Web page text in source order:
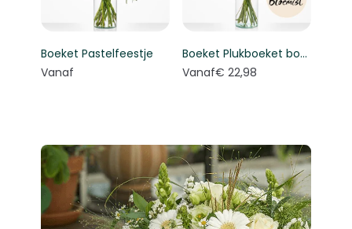
Boeket Pastelfeestje
Vanaf
Boeket Plukboeket bont - Keuze bloemist
Vanaf€ 22,98